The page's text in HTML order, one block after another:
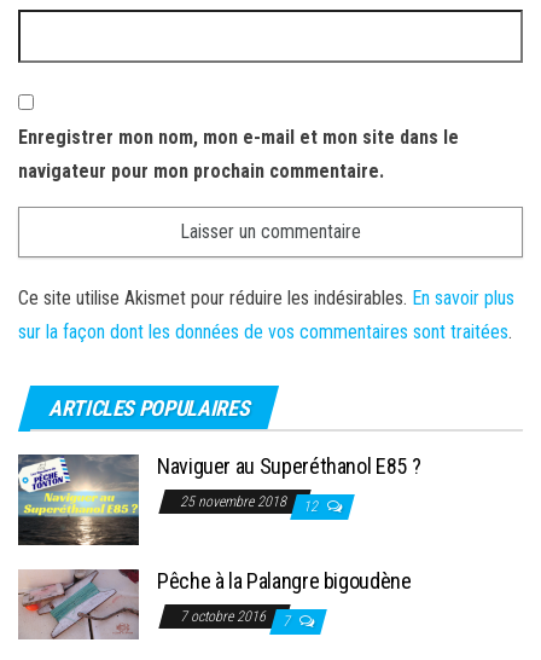
Enregistrer mon nom, mon e-mail et mon site dans le
navigateur pour mon prochain commentaire.
Ce site utilise Akismet pour réduire les indésirables. En savoir plus
sur la façon dont les données de vos commentaires sont traitées.
ARTICLES POPULAIRES
Naviguer au Superéthanol E85 ?
25 novembre 2018 12
Pêche à la Palangre bigoudène
7 octobre 2016 7